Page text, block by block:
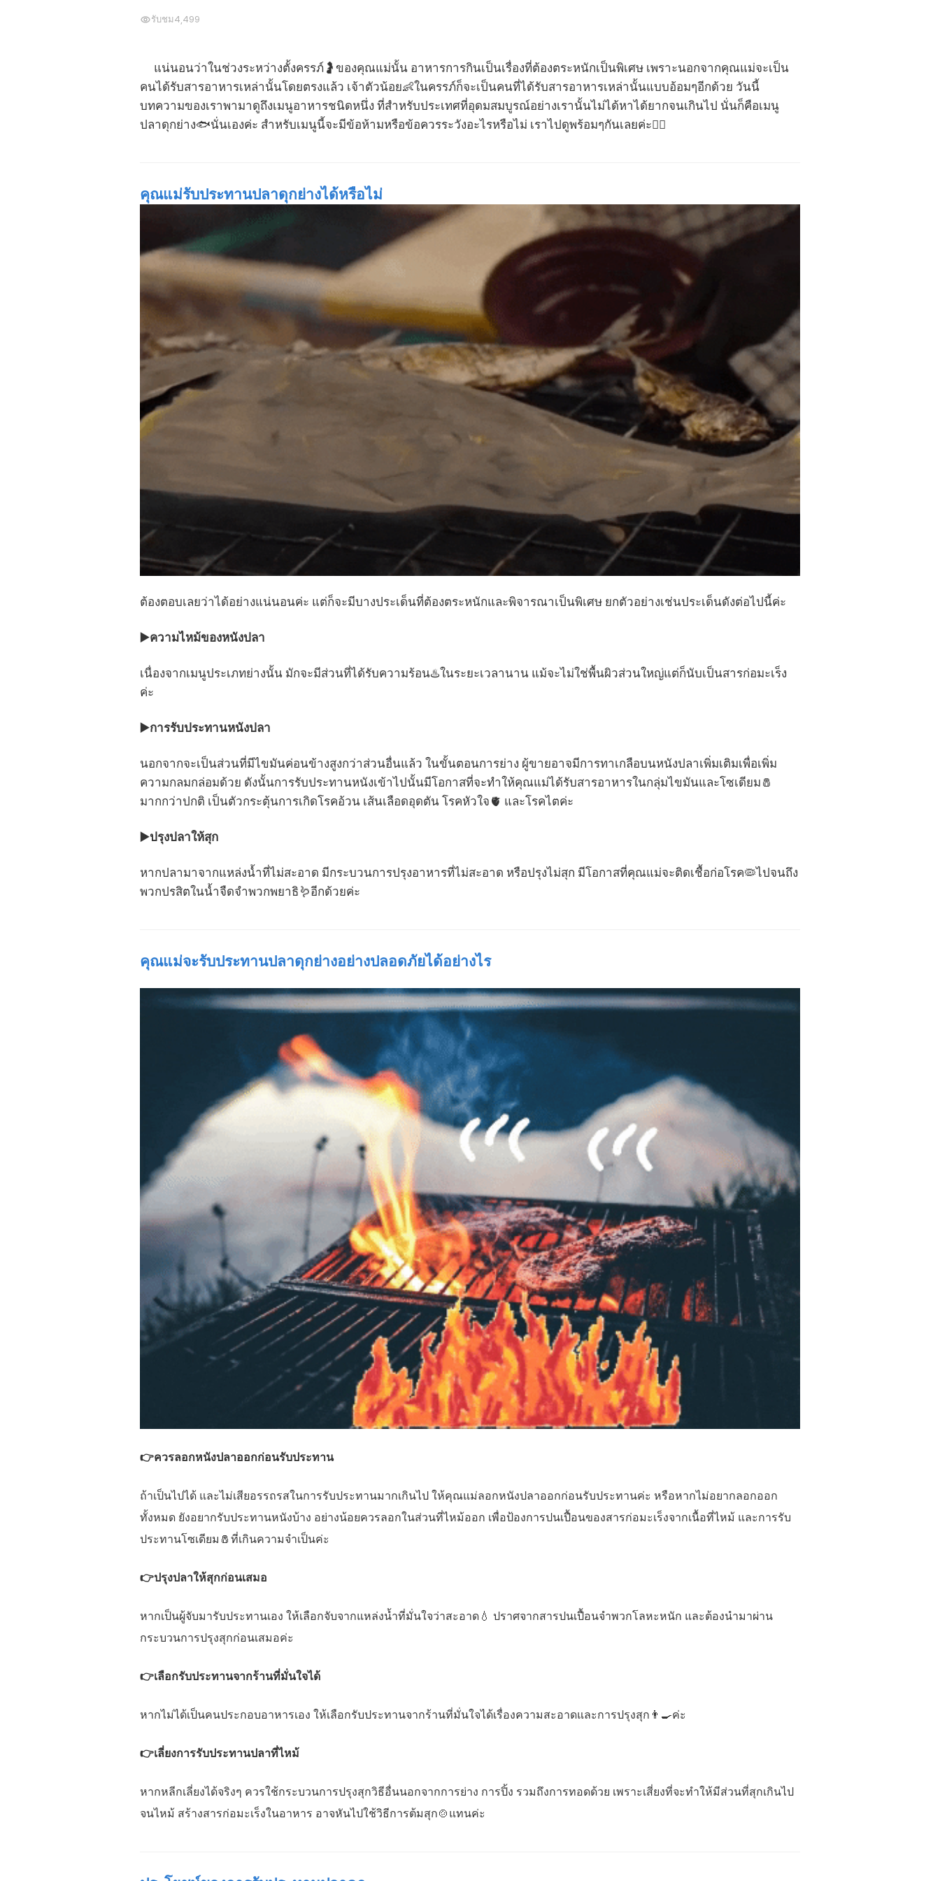
รับชม4,499
แน่นอนว่าในช่วงระหว่างตั้งครรภ์🤰ของคุณแม่นั้น อาหารการกินเป็นเรื่องที่ต้องตระหนักเป็นพิเศษ เพราะนอกจากคุณแม่จะเป็น
คนได้รับสารอาหารเหล่านั้นโดยตรงแล้ว เจ้าตัวน้อย👶ในครรภ์ก็จะเป็นคนที่ได้รับสารอาหารเหล่านั้นแบบอ้อมๆอีกด้วย วันนี้
บทความของเราพามาดูถึงเมนูอาหารชนิดหนึ่ง ที่สำหรับประเทศที่อุดมสมบูรณ์อย่างเรานั้นไม่ได้หาได้ยากจนเกินไป นั่นก็คือเมนู
ปลาดุกย่าง🐟นั่นเองค่ะ สำหรับเมนูนี้จะมีข้อห้ามหรือข้อควรระวังอะไรหรือไม่ เราไปดูพร้อมๆกันเลยค่ะ💁‍♀️
คุณแม่รับประทานปลาดุกย่างได้หรือไม่
ต้องตอบเลยว่าได้อย่างแน่นอนค่ะ แต่ก็จะมีบางประเด็นที่ต้องตระหนักและพิจารณาเป็นพิเศษ ยกตัวอย่างเช่นประเด็นดังต่อไปนี้ค่ะ
▶️ความไหม้ของหนังปลา
เนื่องจากเมนูประเภทย่างนั้น มักจะมีส่วนที่ได้รับความร้อน♨️ในระยะเวลานาน แม้จะไม่ใช่พื้นผิวส่วนใหญ่แต่ก็นับเป็นสารก่อมะเร็ง
ค่ะ
▶️การรับประทานหนังปลา
นอกจากจะเป็นส่วนที่มีไขมันค่อนข้างสูงกว่าส่วนอื่นแล้ว ในขั้นตอนการย่าง ผู้ขายอาจมีการทาเกลือบนหนังปลาเพิ่มเติมเพื่อเพิ่ม
ความกลมกล่อมด้วย ดังนั้นการรับประทานหนังเข้าไปนั้นมีโอกาสที่จะทำให้คุณแม่ได้รับสารอาหารในกลุ่มไขมันและโซเดียม🧂
มากกว่าปกติ เป็นตัวกระตุ้นการเกิดโรคอ้วน เส้นเลือดอุดตัน โรคหัวใจ🫀 และโรคไตค่ะ
▶️ปรุงปลาให้สุก
หากปลามาจากแหล่งน้ำที่ไม่สะอาด มีกระบวนการปรุงอาหารที่ไม่สะอาด หรือปรุงไม่สุก มีโอกาสที่คุณแม่จะติดเชื้อก่อโรค🦠ไปจนถึง
พวกปรสิตในน้ำจืดจำพวกพยาธิ🪱อีกด้วยค่ะ
คุณแม่จะรับประทานปลาดุกย่างอย่างปลอดภัยได้อย่างไร
👉ควรลอกหนังปลาออกก่อนรับประทาน
ถ้าเป็นไปได้ และไม่เสียอรรถรสในการรับประทานมากเกินไป ให้คุณแม่ลอกหนังปลาออกก่อนรับประทานค่ะ หรือหากไม่อยากลอกออก
ทั้งหมด ยังอยากรับประทานหนังบ้าง อย่างน้อยควรลอกในส่วนที่ไหม้ออก เพื่อป้องการปนเปื้อนของสารก่อมะเร็งจากเนื้อที่ไหม้ และการรับ
ประทานโซเดียม🧂ที่เกินความจำเป็นค่ะ
👉ปรุงปลาให้สุกก่อนเสมอ
หากเป็นผู้จับมารับประทานเอง ให้เลือกจับจากแหล่งน้ำที่มั่นใจว่าสะอาด💧 ปราศจากสารปนเปื้อนจำพวกโลหะหนัก และต้องนำมาผ่าน
กระบวนการปรุงสุกก่อนเสมอค่ะ
👉เลือกรับประทานจากร้านที่มั่นใจได้
หากไม่ได้เป็นคนประกอบอาหารเอง ให้เลือกรับประทานจากร้านที่มั่นใจได้เรื่องความสะอาดและการปรุงสุก👨‍🍳ค่ะ
👉เลี่ยงการรับประทานปลาที่ไหม้
หากหลีกเลี่ยงได้จริงๆ ควรใช้กระบวนการปรุงสุกวิธีอื่นนอกจากการย่าง การปิ้ง รวมถึงการทอดด้วย เพราะเสี่ยงที่จะทำให้มีส่วนที่สุกเกินไป
จนไหม้ สร้างสารก่อมะเร็งในอาหาร อาจหันไปใช้วิธีการต้มสุก🍲แทนค่ะ